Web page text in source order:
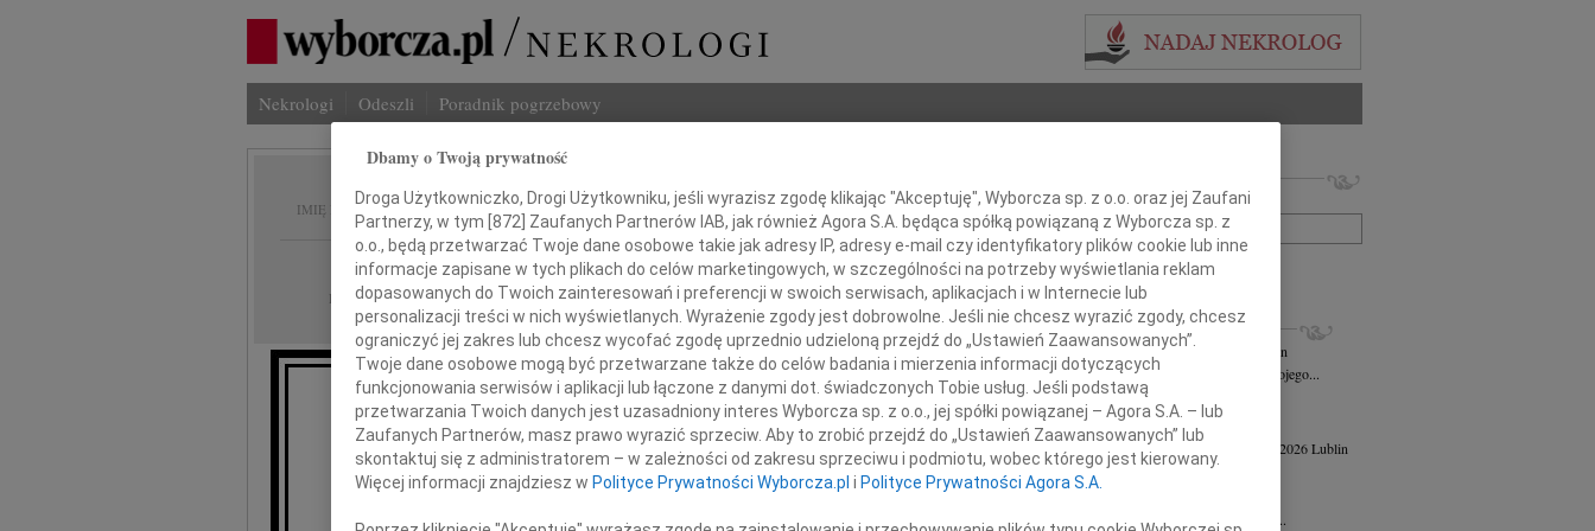
Nekrologi Odeszli Poradnik pogrzebowy
IMIĘ I NAZWISKO: Elżbieta Wysocka
REGION: Lublin
DATA EMISJI: 23.10.2014
Z głębokim żalem zawiadamiamy,
że dnia 21 października 2014 roku
zmarła w wieku 76 lat
Imię i nazwisko lub numer ogłoszenia:
+ szukanie zaawansowane
INNE NEKROLOGI
Marian Maks Jelenkowski 04.08.2026
Lublin
Z głębokim żalem zawiadamiam o śmierci mojego...
Andrzej Szostek 27.07.2026
Dnia 21 lipca 2026 roku zmarł Ks. prof. dr...
Danuta Powiłańska - Mazur
17.04.2026Lublin
W dniu 14 kwietnia 2026 roku zmarła,...
Jerzy Strużyna
W dniu 11 lutego 2026 roku w wieku 82 lat...
Dbamy o Twoją prywatność
Droga Użytkowniczko, Drogi Użytkowniku, jeśli wyrazisz zgodę klikając "Akceptuję", Wyborcza sp. z o.o. oraz jej Zaufani
Partnerzy, w tym [872] Zaufanych Partnerów IAB, jak również Agora S.A. będąca spółką powiązaną z Wyborcza sp. z
o.o., będą przetwarzać Twoje dane osobowe takie jak adresy IP, adresy e-mail czy identyfikatory plików cookie lub inne
informacje zapisane w tych plikach do celów marketingowych, w szczególności na potrzeby wyświetlania reklam
dopasowanych do Twoich zainteresowań i preferencji w swoich serwisach, aplikacjach i w Internecie lub
personalizacji treści w nich wyświetlanych. Wyrażenie zgody jest dobrowolne. Jeśli nie chcesz wyrazić zgody, chcesz
ograniczyć jej zakres lub chcesz wycofać zgodę uprzednio udzieloną przejdź do „Ustawień Zaawansowanych”.
Twoje dane osobowe mogą być przetwarzane także do celów badania i mierzenia informacji dotyczących
funkcjonowania serwisów i aplikacji lub łączone z danymi dot. świadczonych Tobie usług. Jeśli podstawą
przetwarzania Twoich danych jest uzasadniony interes Wyborcza sp. z o.o., jej spółki powiązanej – Agora S.A. – lub
Zaufanych Partnerów, masz prawo wyrazić sprzeciw. Aby to zrobić przejdź do „Ustawień Zaawansowanych” lub
skontaktuj się z administratorem – w zależności od zakresu sprzeciwu i podmiotu, wobec którego jest kierowany.
Więcej informacji znajdziesz w Polityce Prywatności Wyborcza.pl i Polityce Prywatności Agora S.A.